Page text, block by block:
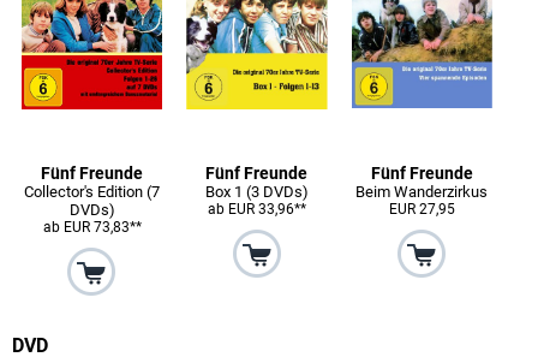
Fünf Freunde
Collector's Edition (7
DVDs)
ab EUR 73,83**
Fünf Freunde
Box 1 (3 DVDs)
ab EUR 33,96**
Fünf Freunde
Beim Wanderzirkus
EUR 27,95
DVD